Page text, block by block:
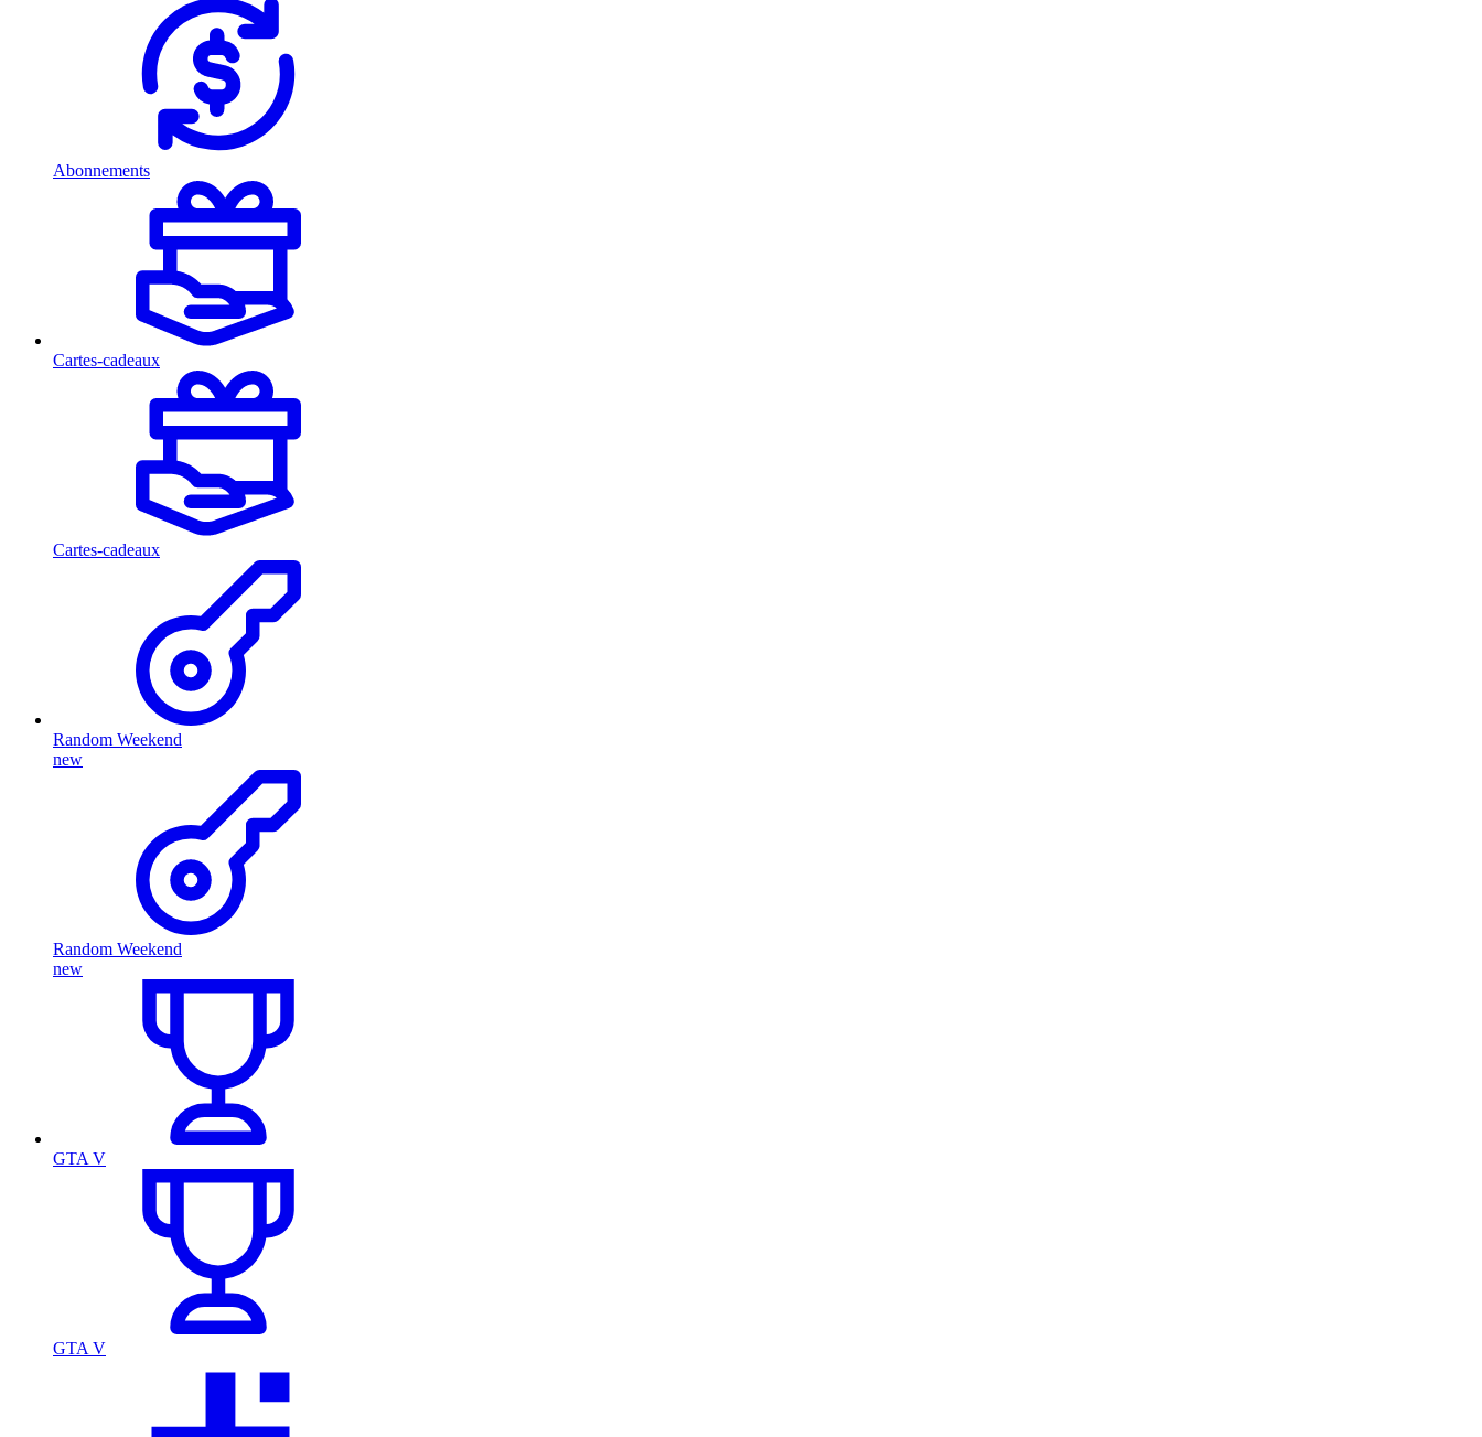
Abonnements
Cartes-cadeaux
Cartes-cadeaux
Random Weekend
new
Random Weekend
new
GTA V
GTA V